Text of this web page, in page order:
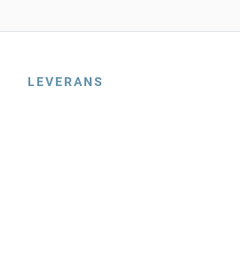
LEVERANS